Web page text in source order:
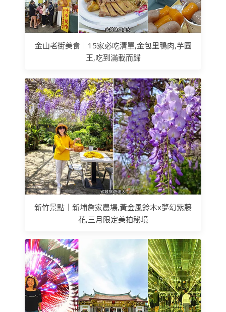
金山老街美食｜15家必吃清單,金包里鴨肉,芋圓
王,吃到滿載而歸
新竹景點｜新埔詹家農場,黃金風鈴木x夢幻紫藤
花,三月限定美拍秘境